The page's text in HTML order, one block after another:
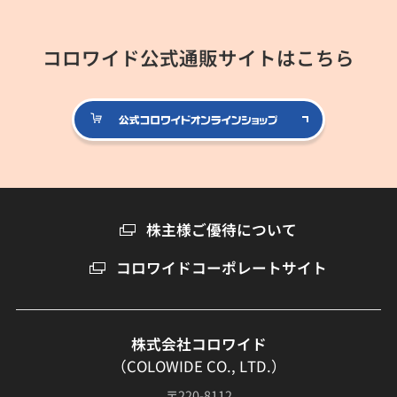
コロワイド公式通販サイトはこちら
公式コロ
株主様ご優待について
コロワイドコーポレートサイト
株式会社コロワイド
（COLOWIDE CO., LTD.）